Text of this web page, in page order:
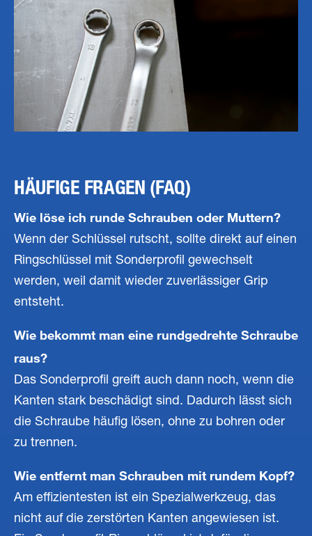
HÄUFIGE FRAGEN (FAQ)
Wie löse ich runde Schrauben oder Muttern?
Wenn der Schlüssel rutscht, sollte direkt auf einen
Ringschlüssel mit Sonderprofil gewechselt
werden, weil damit wieder zuverlässiger Grip
entsteht.
Wie bekommt man eine rundgedrehte Schraube
raus?
Das Sonderprofil greift auch dann noch, wenn die
Kanten stark beschädigt sind. Dadurch lässt sich
die Schraube häufig lösen, ohne zu bohren oder
zu trennen.
Wie entfernt man Schrauben mit rundem Kopf?
Am effizientesten ist ein Spezialwerkzeug, das
nicht auf die zerstörten Kanten angewiesen ist.